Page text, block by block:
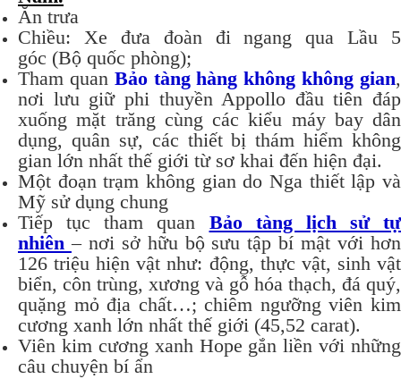
Ăn trưa
Chiều: Xe đưa đoàn đi ngang qua Lầu 5
góc (Bộ quốc phòng);
Tham quan Bảo tàng hàng không không gian,
nơi lưu giữ phi thuyền Appollo đầu tiên đáp
xuống mặt trăng cùng các kiểu máy bay dân
dụng, quân sự, các thiết bị thám hiểm không
gian lớn nhất thế giới từ sơ khai đến hiện đại.
Một đoạn trạm không gian do Nga thiết lập và
Mỹ sử dụng chung
Tiếp tục tham quan Bảo tàng lịch sử tự
nhiên – nơi sở hữu bộ sưu tập bí mật với hơn
126 triệu hiện vật như: động, thực vật, sinh vật
biển, côn trùng, xương và gỗ hóa thạch, đá quý,
quặng mỏ địa chất…; chiêm ngưỡng viên kim
cương xanh lớn nhất thế giới (45,52 carat).
Viên kim cương xanh Hope gắn liền với những
câu chuyện bí ẩn